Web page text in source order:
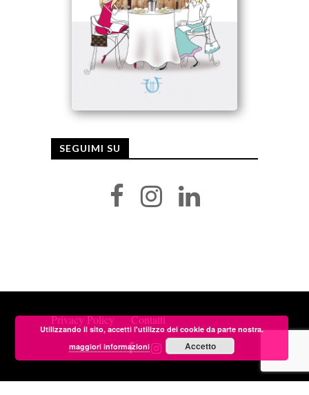
SEGUIMI SU
Privacy Policy Contatti
Copyright © 2026 Isabella Radaelli. Tutti i diritti
Utilizzando il sito, accetti l'utilizzo dei cookie da parte nostra.
maggiori informazioni
Accetto